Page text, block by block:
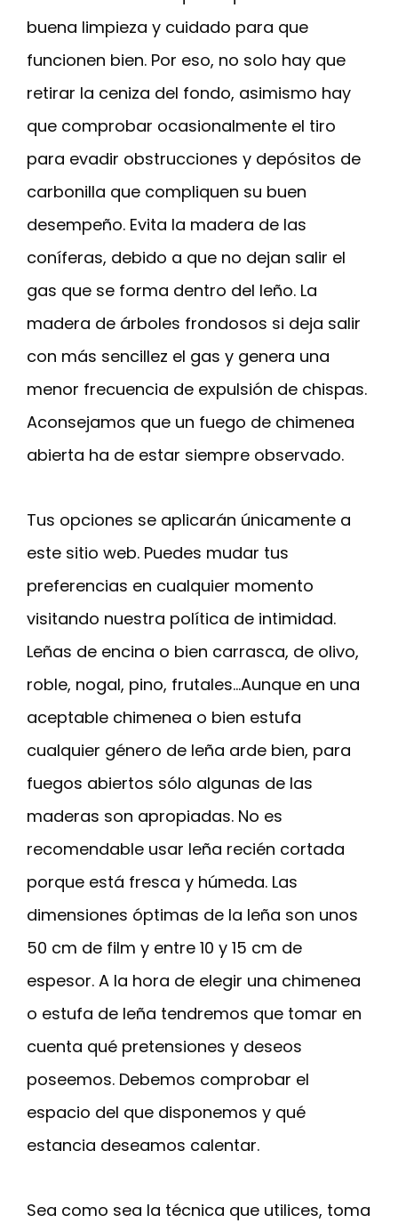
buena limpieza y cuidado para que
funcionen bien. Por eso, no solo hay que
retirar la ceniza del fondo, asimismo hay
que comprobar ocasionalmente el tiro
para evadir obstrucciones y depósitos de
carbonilla que compliquen su buen
desempeño. Evita la madera de las
coníferas, debido a que no dejan salir el
gas que se forma dentro del leño. La
madera de árboles frondosos si deja salir
con más sencillez el gas y genera una
menor frecuencia de expulsión de chispas.
Aconsejamos que un fuego de chimenea
abierta ha de estar siempre observado.
Tus opciones se aplicarán únicamente a
este sitio web. Puedes mudar tus
preferencias en cualquier momento
visitando nuestra política de intimidad.
Leñas de encina o bien carrasca, de olivo,
roble, nogal, pino, frutales…Aunque en una
aceptable chimenea o bien estufa
cualquier género de leña arde bien, para
fuegos abiertos sólo algunas de las
maderas son apropiadas. No es
recomendable usar leña recién cortada
porque está fresca y húmeda. Las
dimensiones óptimas de la leña son unos
50 cm de film y entre 10 y 15 cm de
espesor. A la hora de elegir una chimenea
o estufa de leña tendremos que tomar en
cuenta qué pretensiones y deseos
poseemos. Debemos comprobar el
espacio del que disponemos y qué
estancia deseamos calentar.
Sea como sea la técnica que utilices, toma